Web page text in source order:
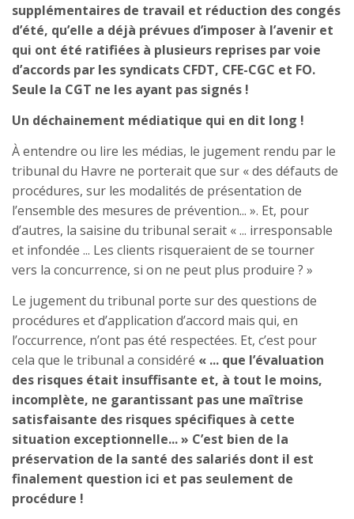
supplémentaires de travail et réduction des congés
d’été, qu’elle a déjà prévues d’imposer à l’avenir et
qui ont été ratifiées à plusieurs reprises par voie
d’accords par les syndicats CFDT, CFE-CGC et FO.
Seule la CGT ne les ayant pas signés !
Un déchainement médiatique qui en dit long !
À entendre ou lire les médias, le jugement rendu par le
tribunal du Havre ne porterait que sur « des défauts de
procédures, sur les modalités de présentation de
l’ensemble des mesures de prévention... ». Et, pour
d’autres, la saisine du tribunal serait « ... irresponsable
et infondée ... Les clients risqueraient de se tourner
vers la concurrence, si on ne peut plus produire ? »
Le jugement du tribunal porte sur des questions de
procédures et d’application d’accord mais qui, en
l’occurrence, n’ont pas été respectées. Et, c’est pour
cela que le tribunal a considéré « ... que l’évaluation
des risques était insuffisante et, à tout le moins,
incomplète, ne garantissant pas une maîtrise
satisfaisante des risques spécifiques à cette
situation exceptionnelle... » C’est bien de la
préservation de la santé des salariés dont il est
finalement question ici et pas seulement de
procédure !